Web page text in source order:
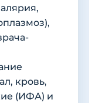
кровь,
(ИФА) и